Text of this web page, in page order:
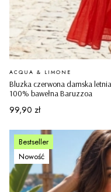
Bluzka czerwona damska
100% bawełna Baruzzoa
PRODUCENT
ACQUA & LIMONE
Cena
99,90 zł
Bestseller
Nowość